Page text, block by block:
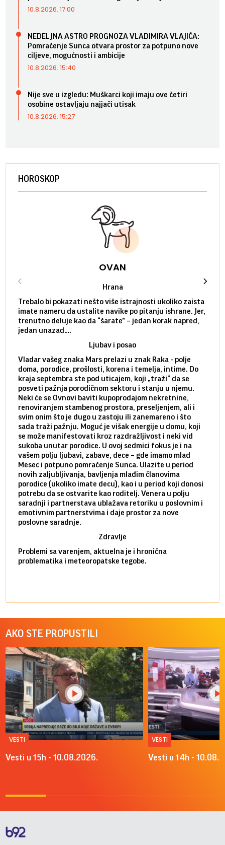
10.8.2026. 17:00
NEDELJNA ASTRO PROGNOZA VLADIMIRA VLAJIĆA:
Pomračenje Sunca otvara prostor za potpuno nove
ciljeve, mogućnosti i ambicije
10.8.2026. 15:40
Nije sve u izgledu: Muškarci koji imaju ove četiri
osobine ostavljaju najjači utisak
10.8.2026. 15:27
HOROSKOP
OVAN
Hrana
Trebalo bi pokazati nešto više istrajnosti ukoliko zaista
imate nameru da ustalite navike po pitanju ishrane. Jer,
trenutno deluje kao da “šarate” – jedan korak napred,
jedan unazad….
Ljubav i posao
Vladar vašeg znaka Mars prelazi u znak Raka - polje
doma, porodice, prošlosti, korena i temelja, intime. Do
kraja septembra ste pod uticajem, koji „traži“ da se
posveti pažnja porodičnom sektoru i stanju u njemu.
Neki će se Ovnovi baviti kupoprodajom nekretnine,
renoviranjem stambenog prostora, preseljenjem, ali i
svim onim što je dugo u zastoju ili zanemareno i što
sada traži pažnju. Moguć je višak energije u domu, koji
se može manifestovati kroz razdražljivost i neki vid
sukoba unutar porodice. U ovoj sedmici fokus je i na
vašem polju ljubavi, zabave, dece – gde imamo mlad
Mesec i potpuno pomračenje Sunca. Ulazite u period
novih zaljubljivanja, bavljenja mlađim članovima
porodice (ukoliko imate decu), kao i u period koji donosi
potrebu da se ostvarite kao roditelj. Venera u polju
saradnji i partnerstava ublažava retoriku u poslovnim i
emotivnim partnerstvima i daje prostor za nove
poslovne saradnje.
Zdravlje
Problemi sa varenjem, aktuelna je i hronična
problematika i meteoropatske tegobe.
AKO STE PROPUSTILI
VESTI
Vesti u 15h - 10.08.2026.
VESTI
Vesti u 14h -